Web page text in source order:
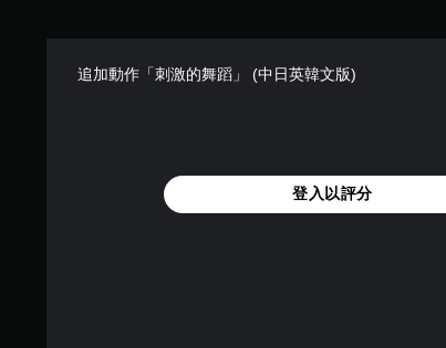
追加動作「刺激的舞蹈」 (中日英韓文版)
登入以評分